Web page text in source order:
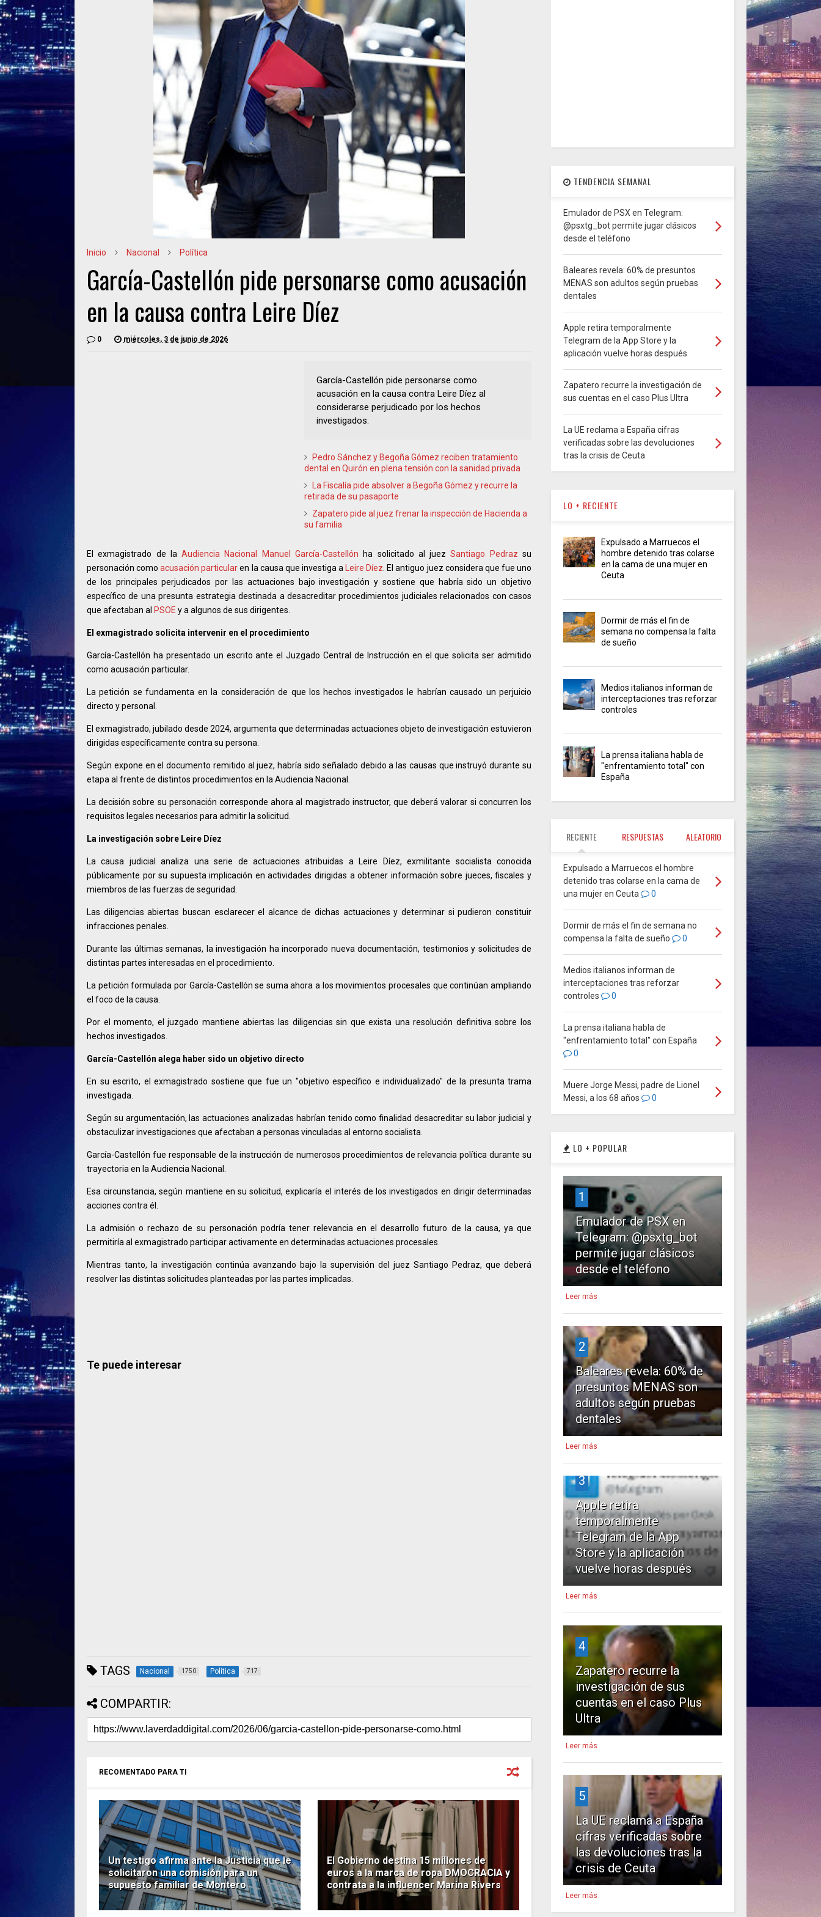
Inicio Nacional Política
García-Castellón pide personarse como acusación
en la causa contra Leire Díez
0 miércoles, 3 de junio de 2026
García-Castellón pide personarse como
acusación en la causa contra Leire Díez al
considerarse perjudicado por los hechos
investigados.
Pedro Sánchez y Begoña Gómez reciben tratamiento
dental en Quirón en plena tensión con la sanidad privada
La Fiscalía pide absolver a Begoña Gómez y recurre la
retirada de su pasaporte
Zapatero pide al juez frenar la inspección de Hacienda a
su familia
El exmagistrado de laAudiencia Nacional Manuel García-Castellón ha solicitado al juezSantiago Pedraz su
personación comoacusación particularen la causa que investiga a Leire Díez . El antiguo juez considera que fue uno
de los principales perjudicados por las actuaciones bajo investigación y sostiene que habría sido un objetivo
específico de una presunta estrategia destinada a desacreditar procedimientos judiciales relacionados con casos
que afectaban al PSOE y a algunos de sus dirigentes.
El exmagistrado solicita intervenir en el procedimiento
García-Castellón ha presentado un escrito ante el Juzgado Central de Instrucción en el que solicita ser admitido
como acusación particular.
La petición se fundamenta en la consideración de que los hechos investigados le habrían causado un perjuicio
directo y personal.
El exmagistrado, jubilado desde 2024, argumenta que determinadas actuaciones objeto de investigación estuvieron
dirigidas específicamente contra su persona.
Según expone en el documento remitido al juez, habría sido señalado debido a las causas que instruyó durante su
etapa al frente de distintos procedimientos en la Audiencia Nacional.
La decisión sobre su personación corresponde ahora al magistrado instructor, que deberá valorar si concurren los
requisitos legales necesarios para admitir la solicitud.
La investigación sobre Leire Díez
La causa judicial analiza una serie de actuaciones atribuidas a Leire Díez, exmilitante socialista conocida
públicamente por su supuesta implicación en actividades dirigidas a obtener información sobre jueces, fiscales y
miembros de las fuerzas de seguridad.
Las diligencias abiertas buscan esclarecer el alcance de dichas actuaciones y determinar si pudieron constituir
infracciones penales.
Durante las últimas semanas, la investigación ha incorporado nueva documentación, testimonios y solicitudes de
distintas partes interesadas en el procedimiento.
La petición formulada por García-Castellón se suma ahora a los movimientos procesales que continúan ampliando
el foco de la causa.
Por el momento, el juzgado mantiene abiertas las diligencias sin que exista una resolución definitiva sobre los
hechos investigados.
García-Castellón alega haber sido un objetivo directo
En su escrito, el exmagistrado sostiene que fue un "objetivo específico e individualizado" de la presunta trama
investigada.
Según su argumentación, las actuaciones analizadas habrían tenido como finalidad desacreditar su labor judicial y
obstaculizar investigaciones que afectaban a personas vinculadas al entorno socialista.
García-Castellón fue responsable de la instrucción de numerosos procedimientos de relevancia política durante su
trayectoria en la Audiencia Nacional.
Esa circunstancia, según mantiene en su solicitud, explicaría el interés de los investigados en dirigir determinadas
acciones contra él.
La admisión o rechazo de su personación podría tener relevancia en el desarrollo futuro de la causa, ya que
permitiría al exmagistrado participar activamente en determinadas actuaciones procesales.
Mientras tanto, la investigación continúa avanzando bajo la supervisión del juez Santiago Pedraz, que deberá
resolver las distintas solicitudes planteadas por las partes implicadas.
Te puede interesar
TAGS Nacional 1750 Política 717
COMPARTIR:
RECOMENTADO PARA TI
Un testigo afirma ante la Justicia que le
solicitaron una comisión para un
supuesto familiar de Montero
El Gobierno destina 15 millones de
euros a la marca de ropa DMOCRACIA y
contrata a la influencer Marina Rivers
TENDENCIA SEMANAL
Emulador de PSX en Telegram:
@psxtg_bot permite jugar clásicos
desde el teléfono
Baleares revela: 60% de presuntos
MENAS son adultos según pruebas
dentales
Apple retira temporalmente
Telegram de la App Store y la
aplicación vuelve horas después
Zapatero recurre la investigación de
sus cuentas en el caso Plus Ultra
La UE reclama a España cifras
verificadas sobre las devoluciones
tras la crisis de Ceuta
LO + RECIENTE
Expulsado a Marruecos el
hombre detenido tras colarse
en la cama de una mujer en
Ceuta
Dormir de más el fin de
semana no compensa la falta
de sueño
Medios italianos informan de
interceptaciones tras reforzar
controles
La prensa italiana habla de
"enfrentamiento total" con
España
RECIENTE RESPUESTAS ALEATORIO
Expulsado a Marruecos el hombre
detenido tras colarse en la cama de
una mujer en Ceuta
0
Dormir de más el fin de semana no
compensa la falta de sueño
0
Medios italianos informan de
interceptaciones tras reforzar
controles
0
La prensa italiana habla de
"enfrentamiento total" con España
0
Muere Jorge Messi, padre de Lionel
Messi, a los 68 años
0
LO + POPULAR
1
Emulador de PSX en
Telegram: @psxtg_bot
permite jugar clásicos
desde el teléfono
Leer más
2
Baleares revela: 60% de
presuntos MENAS son
adultos según pruebas
dentales
Leer más
3
Apple retira
temporalmente
Telegram de la App
Store y la aplicación
vuelve horas después
Leer más
4
Zapatero recurre la
investigación de sus
cuentas en el caso Plus
Ultra
Leer más
5
La UE reclama a España
cifras verificadas sobre
las devoluciones tras la
crisis de Ceuta
Leer más